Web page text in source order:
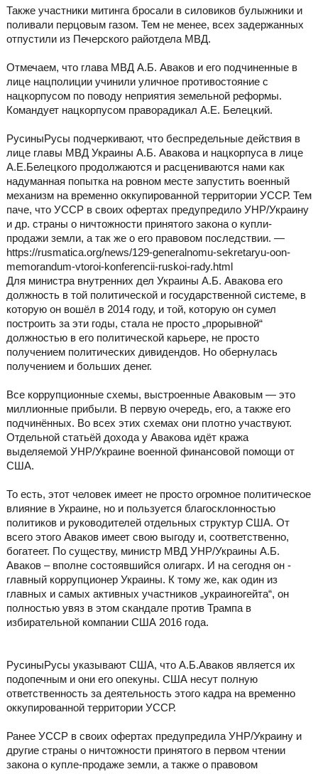
Также участники митинга бросали в силовиков булыжники и
поливали перцовым газом. Тем не менее, всех задержанных
отпустили из Печерского райотдела МВД.
Отмечаем, что глава МВД А.Б. Аваков и его подчиненные в
лице нацполиции учинили уличное противостояние с
нацкорпусом по поводу неприятия земельной реформы.
Командует нацкорпусом праворадикал А.Е. Белецкий.
РусиныРусы подчеркивают, что беспредельные действия в
лице главы МВД Украины А.Б. Авакова и нацкорпуса в лице
А.Е.Белецкого продолжаются и расцениваются нами как
надуманная попытка на ровном месте запустить военный
механизм на временно оккупированной территории УССР. Тем
паче, что УССР в своих офертах предупредило УНР/Украину
и др. страны о ничтожности принятого закона о купли-
продажи земли, а так же о его правовом последствии. —
https://rusmatica.org/news/129-generalnomu-sekretaryu-oon-
memorandum-vtoroi-konferencii-ruskoi-rady.html
Для министра внутренних дел Украины А.Б. Авакова его
должность в той политической и государственной системе, в
которую он вошёл в 2014 году, и той, которую он сумел
построить за эти годы, стала не просто „прорывной“
должностью в его политической карьере, не просто
получением политических дивидендов. Но обернулась
получением и больших денег.
Все коррупционные схемы, выстроенные Аваковым — это
миллионные прибыли. В первую очередь, его, а также его
подчинённых. Во всех этих схемах они плотно участвуют.
Отдельной статьёй дохода у Авакова идёт кража
выделяемой УНР/Украине военной финансовой помощи от
США.
То есть, этот человек имеет не просто огромное политическое
влияние в Украине, но и пользуется благосклонностью
политиков и руководителей отдельных структур США. От
всего этого Аваков имеет свою выгоду и, соответственно,
богатеет. По существу, министр МВД УНР/Украины А.Б.
Аваков – вполне состоявшийся олигарх. И на сегодня он -
главный коррупционер Украины. К тому же, как один из
главных и самых активных участников „украиногейта“, он
полностью увяз в этом скандале против Трампа в
избирательной компании США 2016 года.
РусиныРусы указывают США, что А.Б.Аваков является их
подопечным и они его опекуны. США несут полную
ответственность за деятельность этого кадра на временно
оккупированной территории УССР.
Ранее УССР в своих офертах предупредила УНР/Украину и
другие страны о ничтожности принятого в первом чтении
закона о купле-продаже земли, а также о правовом